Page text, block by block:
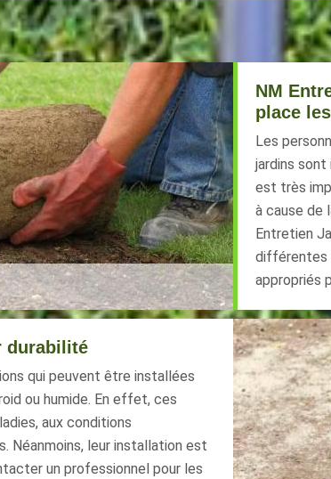
NM
place
Les
jardins
est très
à cause de
Entretien
différentes
appropriés
durabilité
qui peuvent être installées
ou humide. En effet, ces
aux conditions
Néanmoins, leur installation est
un professionnel pour les